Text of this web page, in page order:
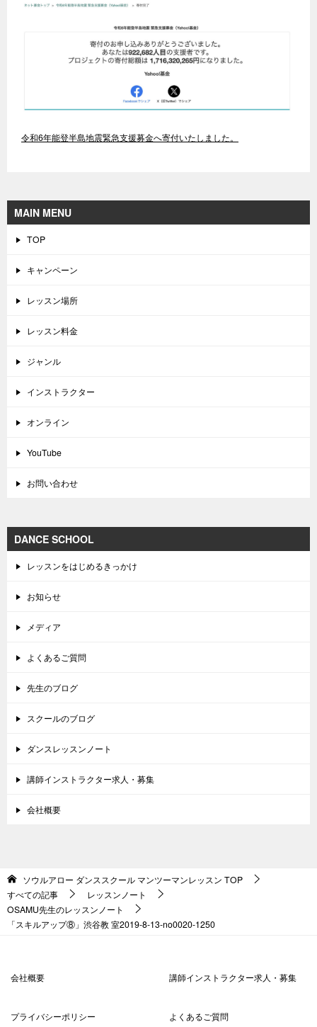
令和6年能登半島地震緊急支援募金へ寄付いたしました。
MAIN MENU
TOP
キャンペーン
レッスン場所
レッスン料金
ジャンル
インストラクター
オンライン
YouTube
お問い合わせ
DANCE SCHOOL
レッスンをはじめるきっかけ
お知らせ
メディア
よくあるご質問
先生のブログ
スクールのブログ
ダンスレッスンノート
講師インストラクター求人・募集
会社概要
ソウルアロー ダンススクール マンツーマンレッスン TOP
すべての記事
レッスンノート
OSAMU先生のレッスンノート
「スキルアップ⑧」渋谷教 室2019-8-13-no0020-1250
会社概要 講師インストラクター求人・募集
プライバシーポリシー よくあるご質問